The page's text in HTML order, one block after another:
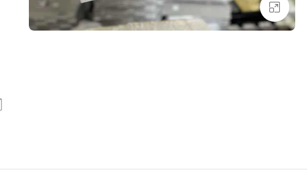
بزرگنمایی تصویر